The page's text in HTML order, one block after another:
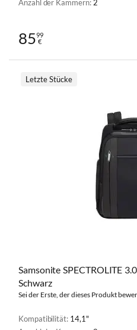
Anzahl der Kammern: 2
8599
€
Samsonite SPECTROLITE
Schwarz
Sei der Erste, der dieses Produkt
Kompatibilität: 14,1"
Letzte Stücke